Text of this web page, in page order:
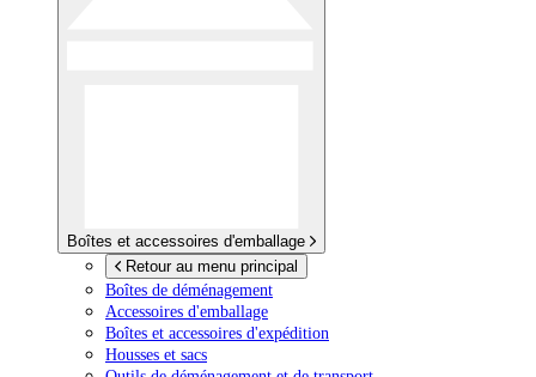
Boîtes et accessoires d'emballage
Retour au menu principal
Boîtes de déménagement
Accessoires d'emballage
Boîtes et accessoires d'expédition
Housses et sacs